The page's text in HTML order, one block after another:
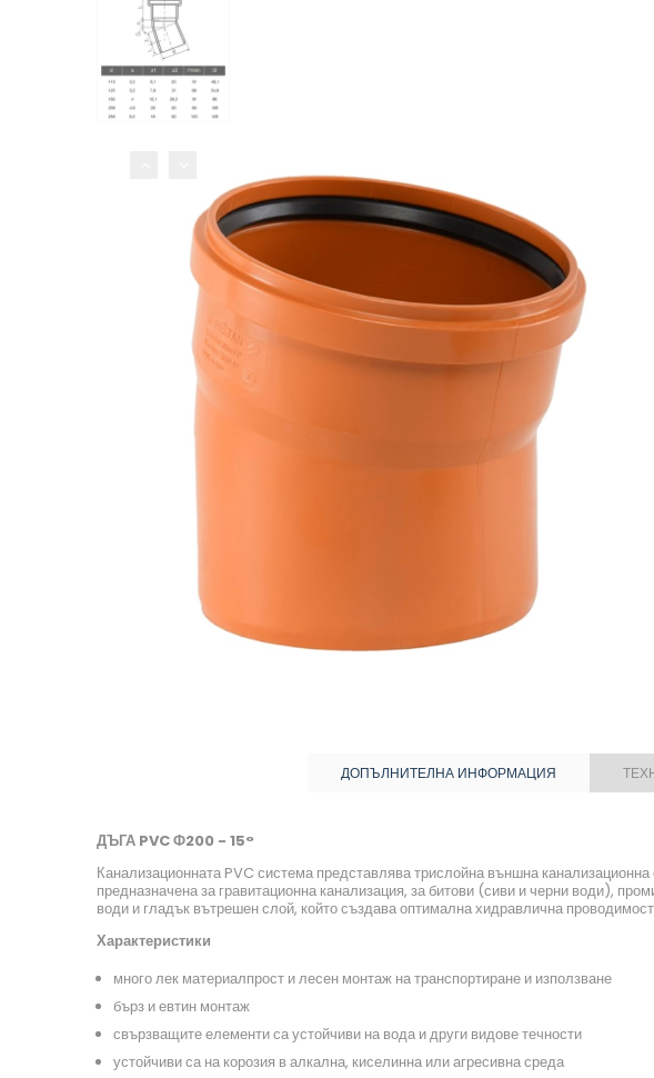
ДОПЪЛНИТЕЛНА ИНФОРМАЦИЯ
ДЪГА PVC Ф200 - 15°
Канализационната PVC система представлява трислойна външна
предназначена за гравитационна канализация, за битови (сиви и черни води),
води и гладък вътрешен слой, който създава оптимална хидравлична
Характеристики
много лек материалпрост и лесен монтаж на транспортиране и използване
бърз и евтин монтаж
свързващите елементи са устойчиви на вода и други видове течности
устойчиви са на корозия в алкална, киселинна или агресивна среда